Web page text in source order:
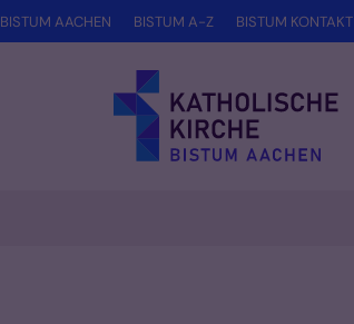
Zum Inhalt springen
BISTUM AACHEN BISTUM A-Z BISTUM KONTAKT